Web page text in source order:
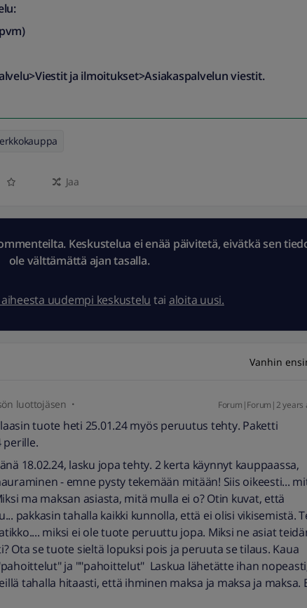
ja ilmoitukset>Asiakaspalvelun viestit.
Jaa
Keskustelua ei enää päivitetä, eivätkä sen
ole välttämättä ajan tasalla.
uudempi keskustelu tai aloita uusi.
Vanhin
luottojäsen Forum|Forum|2 years
tuote heti 25.01.24 myös peruutus tehty. Paketti
perille.
18.02.24, lasku jopa tehty. 2 kerta käynnyt kauppaassa,
- emne pysty tekemään mitään! Siis oikeesti...
ma maksan asiasta, mitä mulla ei o? Otin kuvat, että
pakkasin tahalla kaikki kunnolla, että ei olisi vikisemistä.
miksi ei ole tuote peruuttu jopa. Miksi ne asiat
Ota se tuote sieltä lopuksi pois ja peruuta se tilaus. Kaua
ja ""pahoittelut" Laskua lähetätte ihan
tahalla hitaasti, että ihminen maksa ja maksa ja maksa.